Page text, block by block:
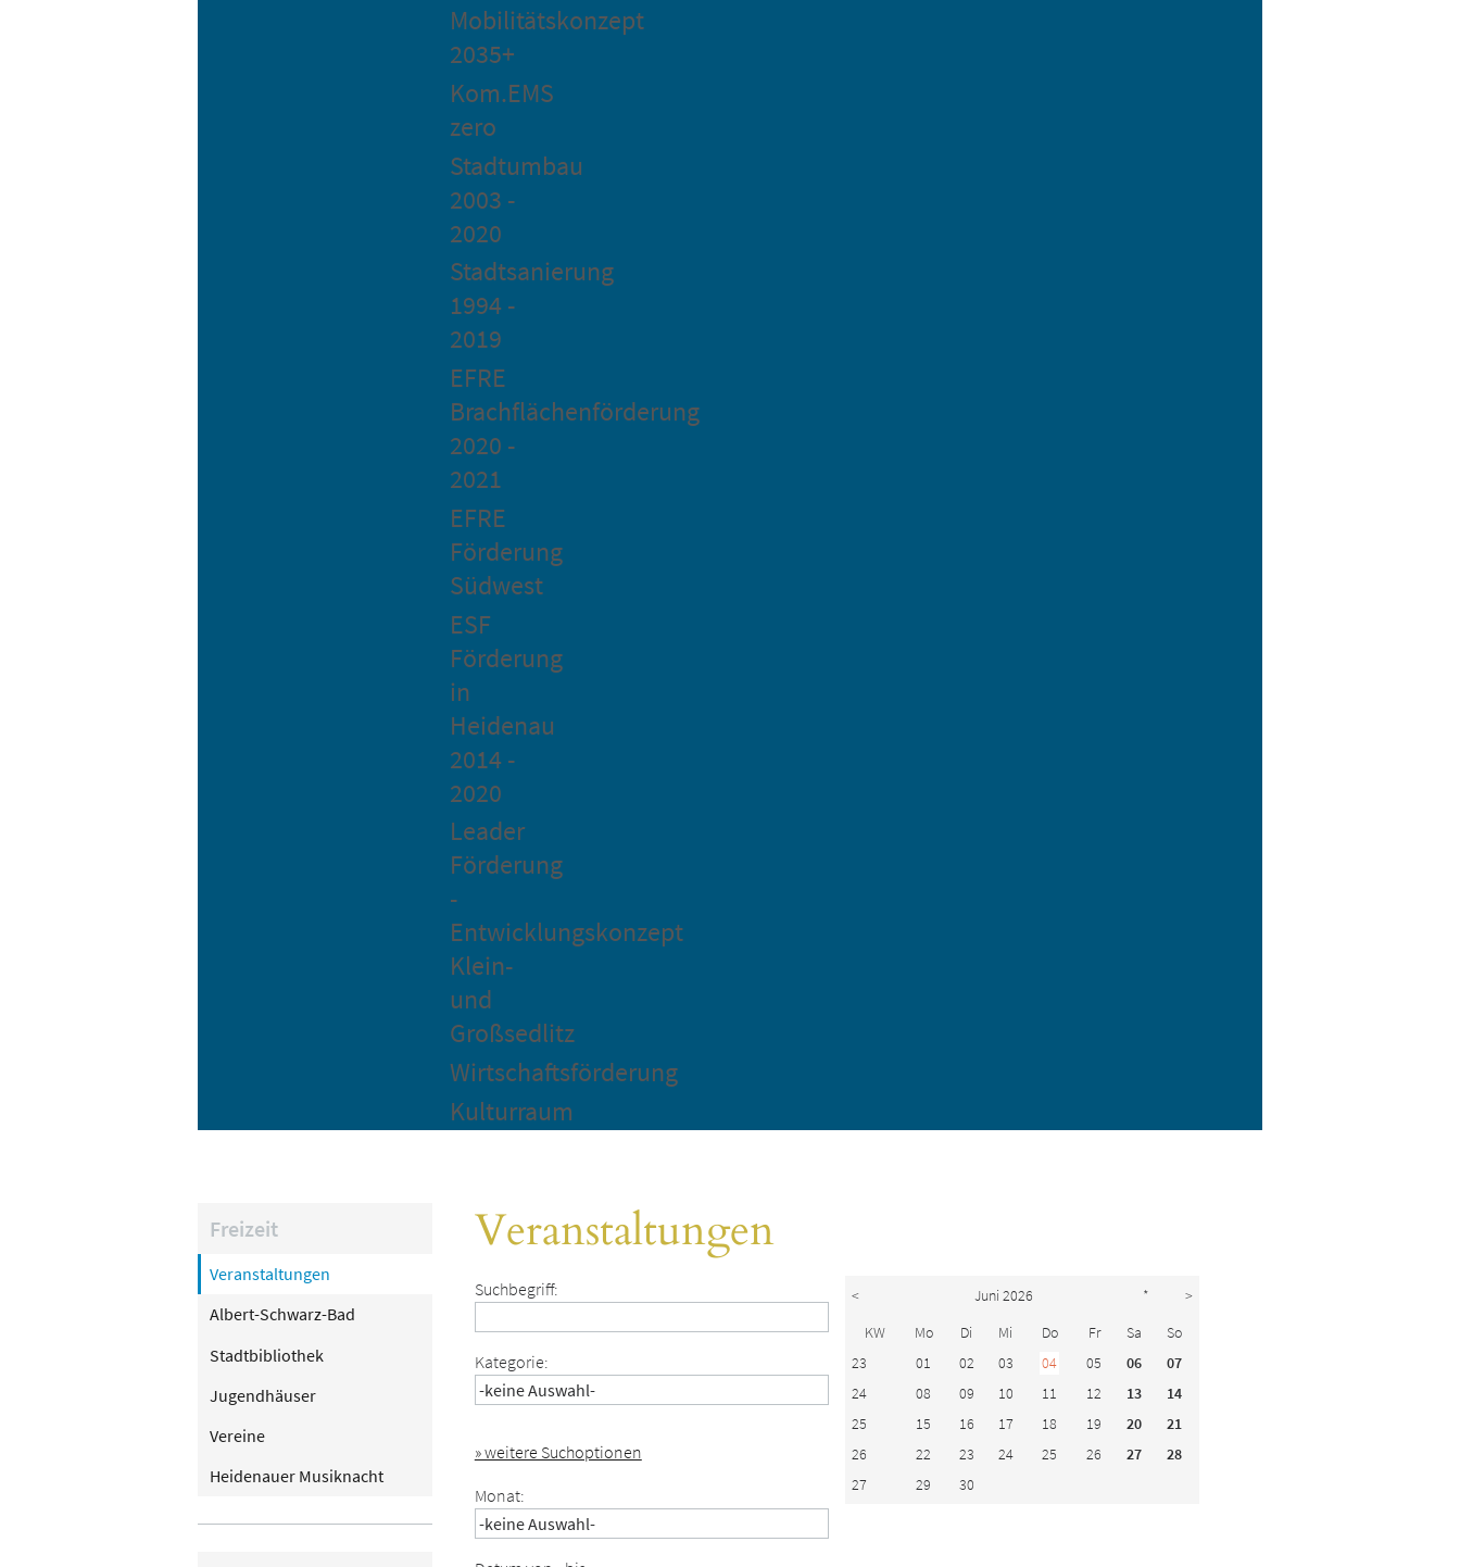
Mobilitätskonzept
2035+
Kom.EMS
zero
Stadtumbau
2003 -
2020
Stadtsanierung
1994 -
2019
EFRE
Brachflächenförderung
2020 -
2021
EFRE
Förderung
Südwest
ESF
Förderung
in
Heidenau
2014 -
2020
Leader
Förderung
-
Entwicklungskonzept
Klein-
und
Großsedlitz
Wirtschaftsförderung
Kulturraum
Freizeit
Veranstaltungen
Albert-Schwarz-Bad
Stadtbibliothek
Jugendhäuser
Vereine
Heidenauer Musiknacht
Veranstaltungen
Suchbegriff:
Kategorie:
» weitere Suchoptionen
Monat:
< Juni 2026 *
>
KW
Mo Di Mi Do Fr Sa
So
23
01 02 03 04 05 06
07
24
08 09 10 11 12 13
14
25
15 16 17 18 19 20
21
26
22 23 24 25 26 27
28
27
29 30